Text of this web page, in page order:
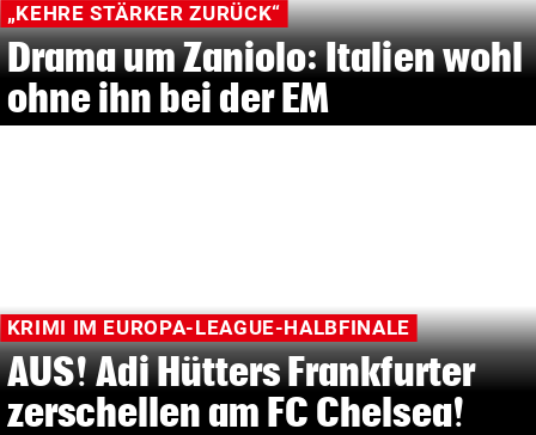
„KEHRE STÄRKER ZURÜCK“
Drama um Zaniolo: Italien wohl
ohne ihn bei der EM
KRIMI IM EUROPA-LEAGUE-HALBFINALE
AUS! Adi Hütters Frankfurter
zerschellen am FC Chelsea!